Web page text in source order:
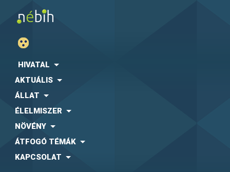
HIVATAL
AKTUÁLIS
ÁLLAT
ÉLELMISZER
NÖVÉNY
ÁTFOGÓ TÉMÁK
KAPCSOLAT